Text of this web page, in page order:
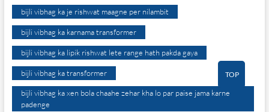
bijli vibhag ka je rishwat maagne per nilambit
bijli vibhag ka karnama transformer
bijli vibhag ka lipik rishwat lete range hath pakda gaya
bijli vibhag ka transformer
bijli vibhag ka xen bola chaahe zehar kha lo par paise jama karne
padenge
TOP